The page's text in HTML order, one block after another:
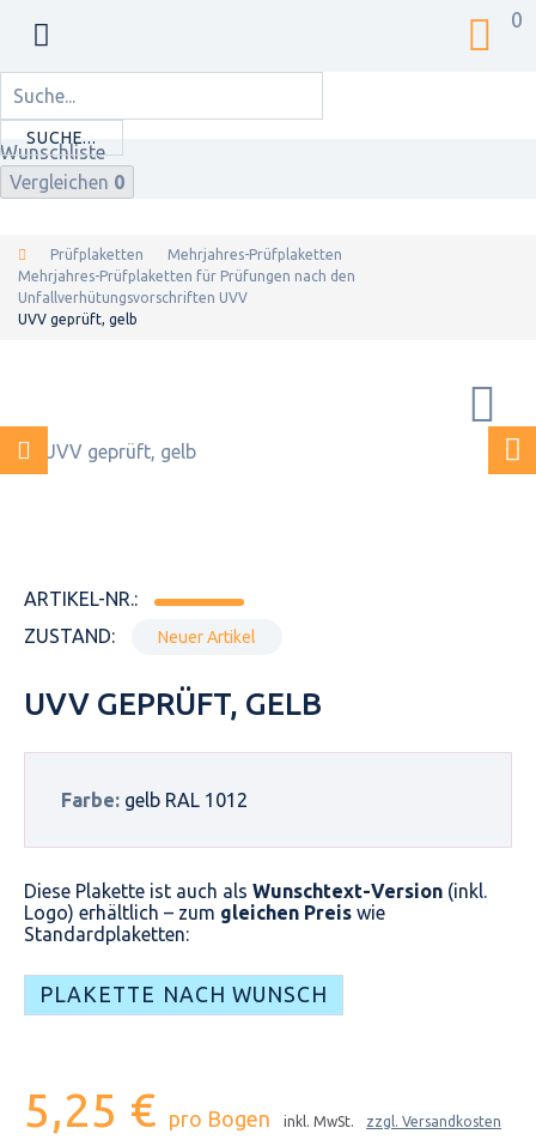
0
SUCHE...
Wunschliste
Vergleichen 0
Prüfplaketten
Mehrjahres-Prüfplaketten
Mehrjahres-Prüfplaketten für Prüfungen nach den
Unfallverhütungsvorschriften UVV
UVV geprüft, gelb
ARTIKEL-NR.:
ZUSTAND:
Neuer Artikel
UVV GEPRÜFT, GELB
Farbe: gelb RAL 1012
Diese Plakette ist auch als Wunschtext-Version (inkl.
Logo) erhältlich – zum gleichen Preis wie
Standardplaketten:
PLAKETTE NACH WUNSCH
5,25 € pro Bogen inkl. MwSt. zzgl. Versandkosten